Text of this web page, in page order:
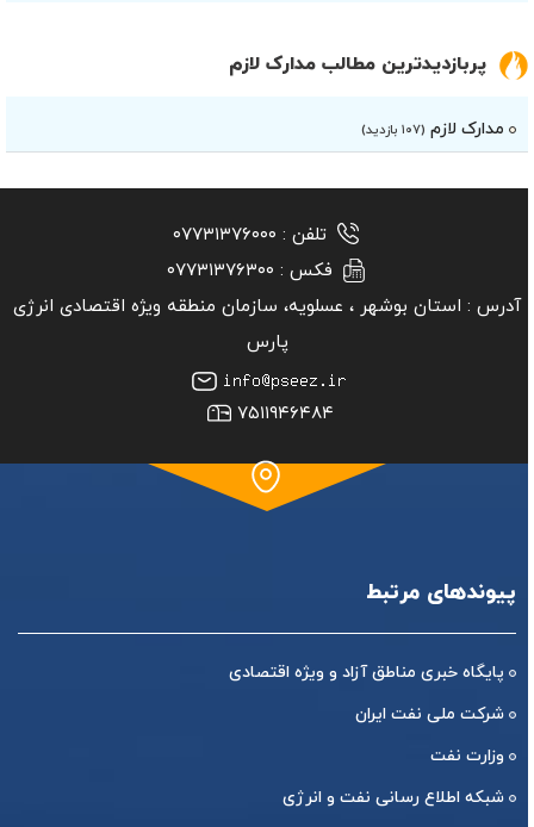
پربازدیدترین مطالب مدارک لازم
مدارک لازم (۱۰۷ بازدید)
تلفن : ۰۷۷۳۱۳۷۶۰۰۰
فکس : ۰۷۷۳۱۳۷۶۳۰۰
آدرس : استان بوشهر ‏، عسلویه، سازمان منطقه ویژه اقتصادی انرژی
پارس
۷۵۱۱۹۴۶۴۸۴
پیوندهای مرتبط
پایگاه خبری مناطق آزاد و ویژه اقتصادی
شرکت ملی نفت ایران
وزارت نفت
شبکه اطلاع رسانی نفت و انرژی